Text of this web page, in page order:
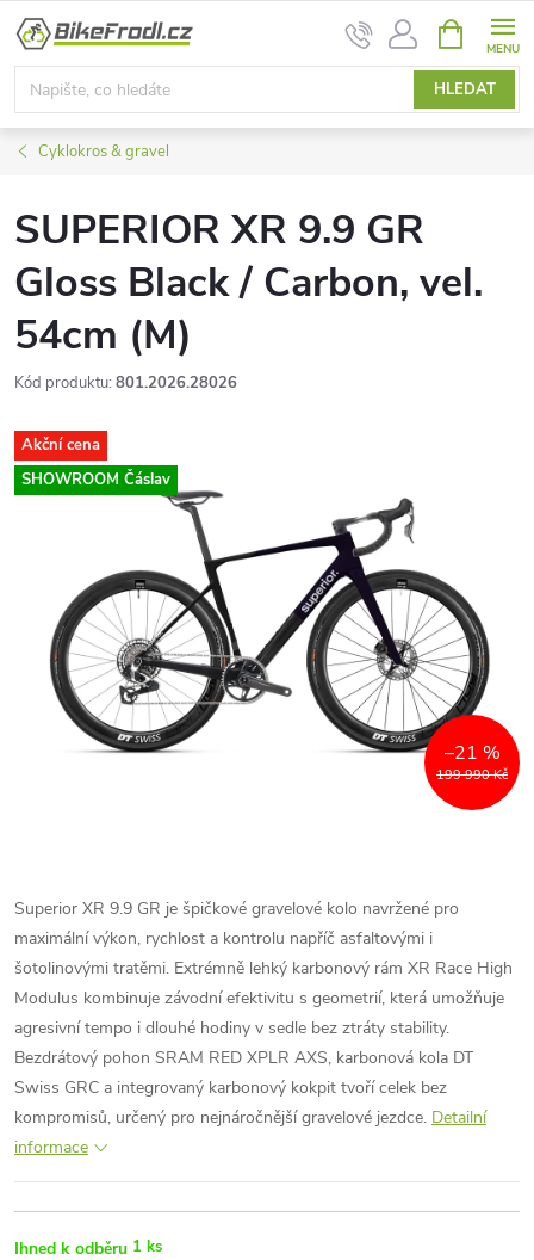
Přejít
obsah
HLEDAT
NÁKUPNÍ
KOŠÍK
Cyklokros & gravel
SUPERIOR XR 9.9 GR
Gloss Black / Carbon, vel.
54cm (M)
Kód produktu: 801.2026.28026
Akční cena
SHOWROOM Čáslav
199 990 Kč
–21 %
Superior XR 9.9 GR je špičkové gravelové kolo navržené pro
maximální výkon, rychlost a kontrolu napříč asfaltovými i
šotolinovými tratěmi. Extrémně lehký karbonový rám XR Race High
Modulus kombinuje závodní efektivitu s geometrií, která umožňuje
agresivní tempo i dlouhé hodiny v sedle bez ztráty stability.
Bezdrátový pohon SRAM RED XPLR AXS, karbonová kola DT
Swiss GRC a integrovaný karbonový kokpit tvoří celek bez
kompromisů, určený pro nejnáročnější gravelové jezdce. Detailní
informace
Ihned k odběru 1 ks